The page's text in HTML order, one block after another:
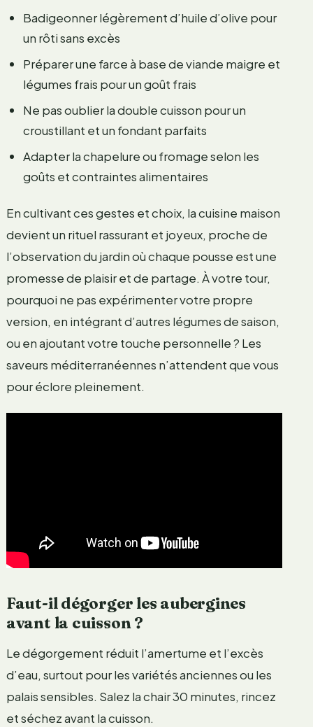
Badigeonner légèrement d’huile d’olive pour
un rôti sans excès
Préparer une farce à base de viande maigre et
légumes frais pour un goût frais
Ne pas oublier la double cuisson pour un
croustillant et un fondant parfaits
Adapter la chapelure ou fromage selon les
goûts et contraintes alimentaires
En cultivant ces gestes et choix, la cuisine maison
devient un rituel rassurant et joyeux, proche de
l’observation du jardin où chaque pousse est une
promesse de plaisir et de partage. À votre tour,
pourquoi ne pas expérimenter votre propre
version, en intégrant d’autres légumes de saison,
ou en ajoutant votre touche personnelle ? Les
saveurs méditerranéennes n’attendent que vous
pour éclore pleinement.
Faut-il dégorger les aubergines
avant la cuisson ?
Le dégorgement réduit l’amertume et l’excès
d’eau, surtout pour les variétés anciennes ou les
palais sensibles. Salez la chair 30 minutes, rincez
et séchez avant la cuisson.